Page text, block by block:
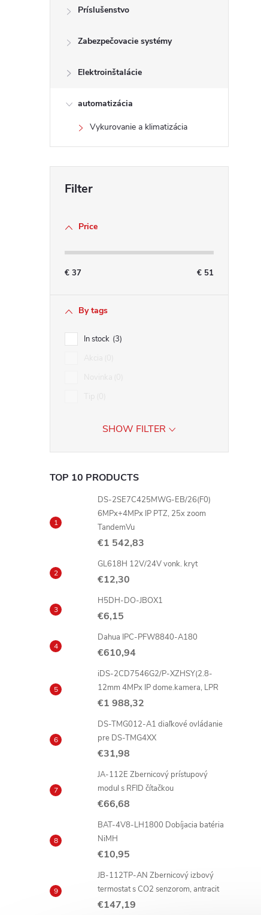
Príslušenstvo
Zabezpečovacie systémy
Elektroinštalácie
automatizácia
Vykurovanie a klimatizácia
Price
€ 37 € 51
By tags
In stock 3
SHOW FILTER
TOP 10 PRODUCTS
DS-2SE7C425MWG-EB/26(F0)
6MPx+4MPx IP PTZ, 25x zoom
TandemVu
€1 542,83
GL618H 12V/24V vonk. kryt
€12,30
H5DH-DO-JBOX1
€6,15
Dahua IPC-PFW8840-A180
€610,94
iDS-2CD7546G2/P-XZHSY(2.8-
12mm 4MPx IP dome.kamera, LPR
€1 988,32
DS-TMG012-A1 diaľkové ovládanie
pre DS-TMG4XX
€31,98
JA-112E Zbernicový prístupový
modul s RFID čítačkou
€66,68
BAT-4V8-LH1800 Dobíjacia batéria
NiMH
€10,95
JB-112TP-AN Zbernicový izbový
termostat s CO2 senzorom, antracit
€147,19